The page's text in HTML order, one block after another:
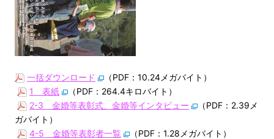
一括ダウンロード
（PDF：10.24メガバイト）
1 表紙
（PDF：264.4キロバイト）
2-3 金婚等表彰式、金婚等インタビュー
（PDF：2.39メ
ガバイト）
4-5 金婚等表彰者一覧
（PDF：1.28メガバイト）